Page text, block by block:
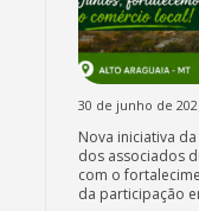
30 de junho de
Nova iniciativa
dos associados
com o
da participação